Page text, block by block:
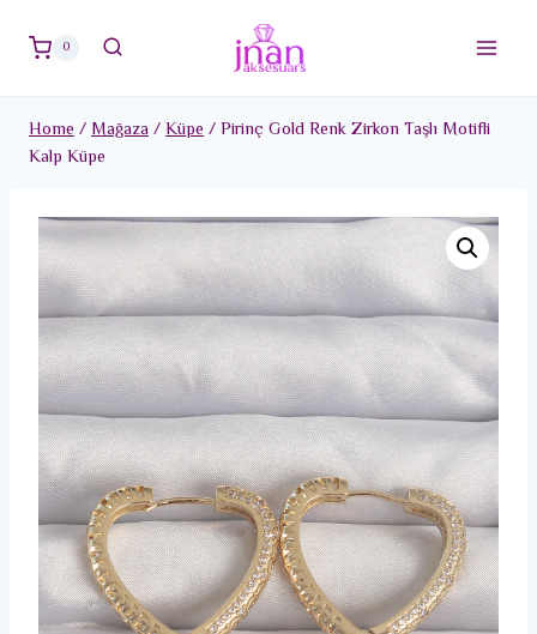
0
Home/Mağaza/Küpe/Pirinç Gold Renk Zirkon Taşlı Motifli
Kalp Küpe